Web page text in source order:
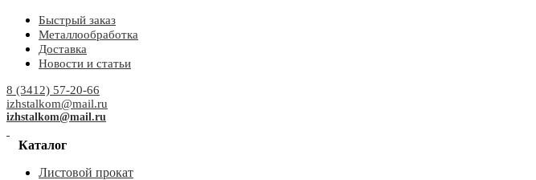
Быстрый заказ
Металлообработка
Доставка
Новости и статьи
8 (3412) 57-20-66
izhstalkom@mail.ru
izhstalkom@mail.ru
Каталог
Листовой прокат